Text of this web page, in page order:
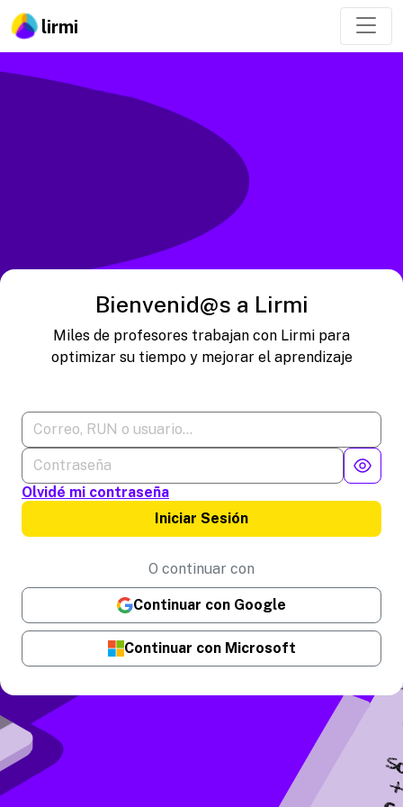
lirmi
Bienvenid@s a Lirmi
Miles de profesores trabajan con Lirmi para
optimizar su tiempo y mejorar el aprendizaje
Olvidé mi contraseña
Iniciar Sesión
O continuar con
Continuar con Google
Continuar con Microsoft